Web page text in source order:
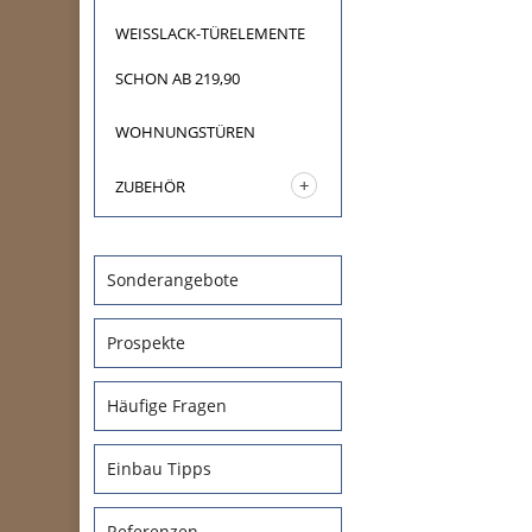
WEISSLACK-TÜRELEMENTE
SCHON AB 219,90
WOHNUNGSTÜREN
ZUBEHÖR
Sonderangebote
Prospekte
Häufige Fragen
Einbau Tipps